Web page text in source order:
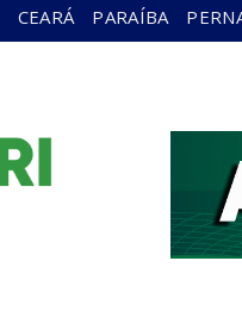
CEARÁ PARAÍBA